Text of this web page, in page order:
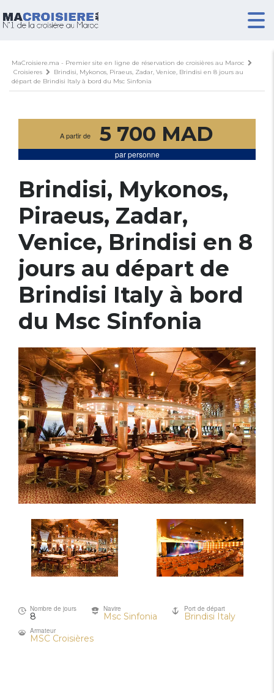
MaCroisiere.ma - Premier site en ligne de réservation de croisières au Maroc
Croisieres
Brindisi, Mykonos, Piraeus, Zadar, Venice, Brindisi en 8 jours au
départ de Brindisi Italy à bord du Msc Sinfonia
A partir de 5 700 MAD
par personne
Brindisi, Mykonos,
Piraeus, Zadar,
Venice, Brindisi en 8
jours au départ de
Brindisi Italy à bord
du Msc Sinfonia
Nombre de jours
8
Navire
Msc Sinfonia
Port de départ
Brindisi Italy
Armateur
MSC Croisières